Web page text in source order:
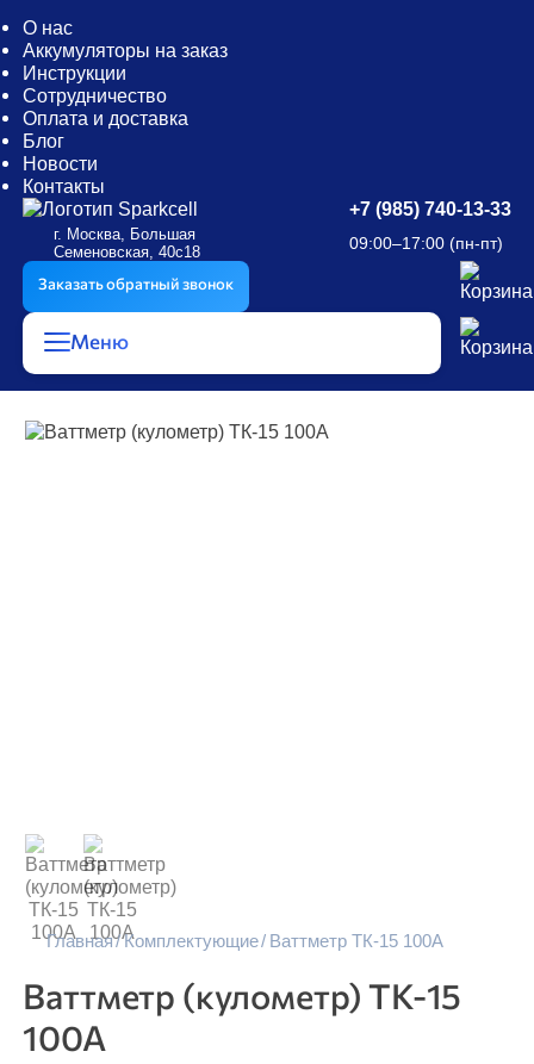
О нас
Аккумуляторы на заказ
Инструкции
Сотрудничество
Оплата и доставка
Блог
Новости
Контакты
г. Москва, Большая
Семеновская, 40с18
+7 (985) 740-13-33
09:00–17:00 (пн-пт)
Меню
Заказать обратный звонок
Главная Комплектующие Ваттметр ТК-15 100А
Ваттметр (кулометр) ТК-15
100А